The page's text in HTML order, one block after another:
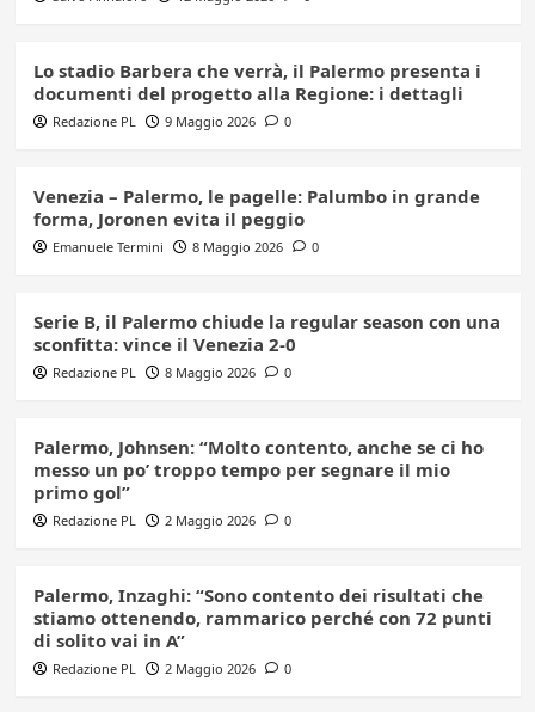
Lo stadio Barbera che verrà, il Palermo presenta i
documenti del progetto alla Regione: i dettagli
Redazione PL 9 Maggio 2026 0
Venezia – Palermo, le pagelle: Palumbo in grande
forma, Joronen evita il peggio
Emanuele Termini 8 Maggio 2026 0
Serie B, il Palermo chiude la regular season con una
sconfitta: vince il Venezia 2-0
Redazione PL 8 Maggio 2026 0
Palermo, Johnsen: “Molto contento, anche se ci ho
messo un po’ troppo tempo per segnare il mio
primo gol”
Redazione PL 2 Maggio 2026 0
Palermo, Inzaghi: “Sono contento dei risultati che
stiamo ottenendo, rammarico perché con 72 punti
di solito vai in A”
Redazione PL 2 Maggio 2026 0